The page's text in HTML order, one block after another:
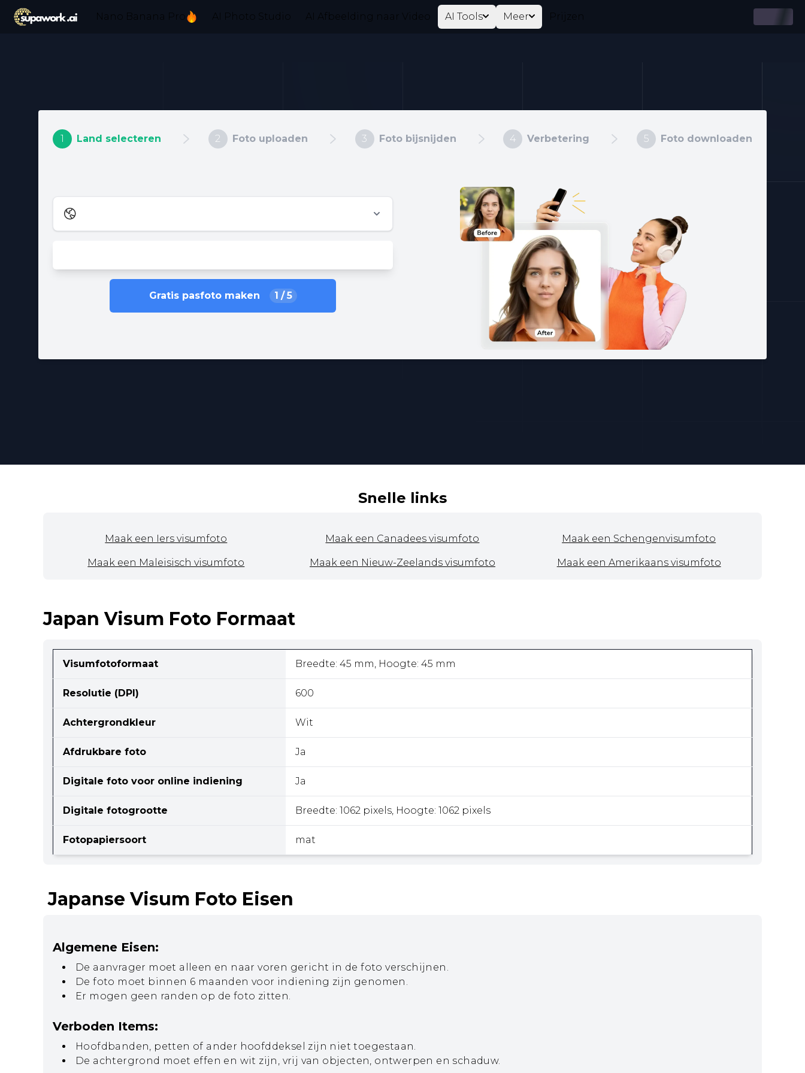
Nano Banana Pro AI Photo Studio AI Afbeelding naar Video AI Tools Meer Prijzen
1 Land selecteren 2 Foto uploaden 3 Foto bijsnijden 4 Verbetering 5 Foto downloaden
Gratis pasfoto maken 1 / 5
Snelle links
Maak een Iers visumfoto Maak een Canadees visumfoto Maak een Schengenvisumfoto
Maak een Maleisisch visumfoto Maak een Nieuw-Zeelands visumfoto Maak een Amerikaans visumfoto
Japan Visum Foto Formaat
Visumfotoformaat Breedte: 45 mm, Hoogte: 45 mm
Resolutie (DPI) 600
Achtergrondkleur Wit
Afdrukbare foto Ja
Digitale foto voor online indiening Ja
Digitale fotogrootte Breedte: 1062 pixels, Hoogte: 1062 pixels
Fotopapiersoort mat
Japanse Visum Foto Eisen
Algemene Eisen:
De aanvrager moet alleen en naar voren gericht in de foto verschijnen.
De foto moet binnen 6 maanden voor indiening zijn genomen.
Er mogen geen randen op de foto zitten.
Verboden Items:
Hoofdbanden, petten of ander hoofddeksel zijn niet toegestaan.
De achtergrond moet effen en wit zijn, vrij van objecten, ontwerpen en schaduw.